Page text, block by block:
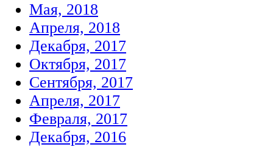
Мая, 2018
Апреля, 2018
Декабря, 2017
Октября, 2017
Сентября, 2017
Апреля, 2017
Февраля, 2017
Декабря, 2016